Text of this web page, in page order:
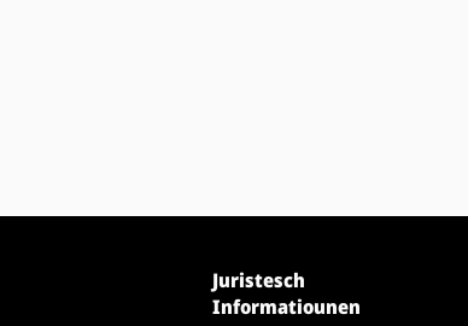
Juristesch
Informatiounen